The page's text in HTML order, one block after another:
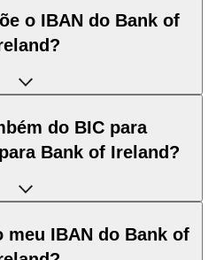
o IBAN do Bank of
Reino Unido identifica Reino
do BIC para
Bank of Ireland?
meu IBAN do Bank of